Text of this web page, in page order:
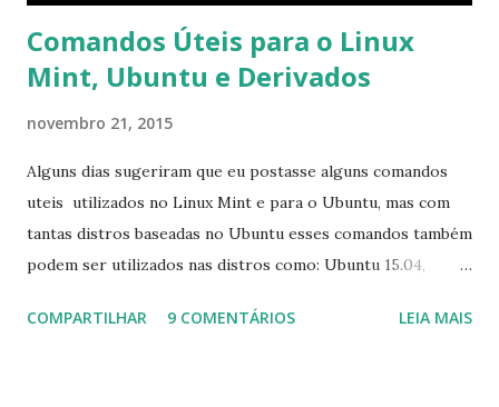
Comandos Úteis para o Linux
Mint, Ubuntu e Derivados
novembro 21, 2015
Alguns dias sugeriram que eu postasse alguns comandos
uteis utilizados no Linux Mint e para o Ubuntu, mas com
tantas distros baseadas no Ubuntu esses comandos também
podem ser utilizados nas distros como: Ubuntu 15.04,
Linux Mint 17, Pinguy OS 14.04, Elementary OS 0.3, Deepin
COMPARTILHAR 9 COMENTÁRIOS LEIA MAIS